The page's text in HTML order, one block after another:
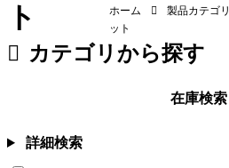
ト
ホーム 製品カテゴリ
ット
カテゴリから探す
板金機械・プレス
在庫検索
詳細検索